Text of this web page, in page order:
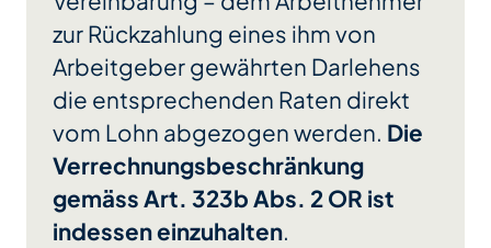
zur Rückzahlung eines ihm von
Arbeitgeber gewährten Darlehens
die entsprechenden Raten direkt
vom Lohn abgezogen werden. Die
Verrechnungsbeschränkung
gemäss Art. 323b Abs. 2 OR ist
indessen einzuhalten.